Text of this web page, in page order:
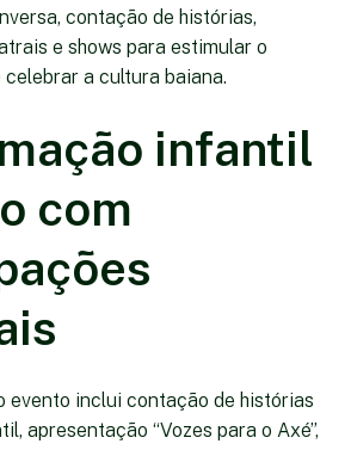
contação de histórias,
e shows para estimular o
a cultura baiana.
infantil
com
evento inclui contação de histórias
apresentação “Vozes para o Axé”,